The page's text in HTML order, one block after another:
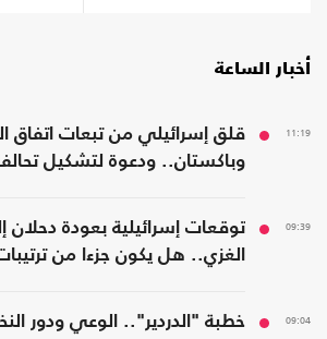
أخبار الساعة
11:19
قلق إسرائيلي من تبعات اتفاق
وباكستان.. ودعوة لتشكيل
09:39
توقعات إسرائيلية بعودة
الغزي.. هل يكون جزءا من
09:04
خطبة "الدردير".. الوعي ودور